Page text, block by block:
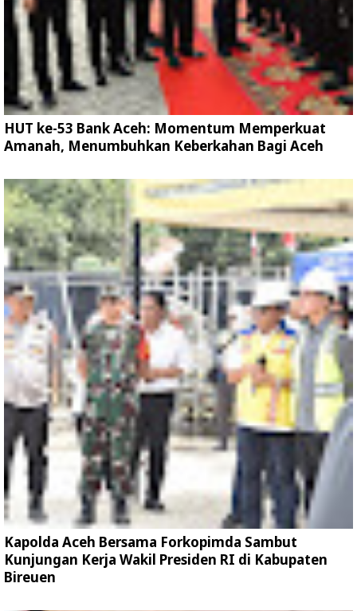
HUT ke-53 Bank Aceh: Momentum Memperkuat
Amanah, Menumbuhkan Keberkahan Bagi Aceh
Kapolda Aceh Bersama Forkopimda Sambut
Kunjungan Kerja Wakil Presiden RI di Kabupaten
Bireuen